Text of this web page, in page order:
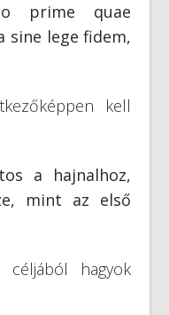
prime quae
sine lege fidem,
kell
a hajnalhoz,
mint az első
céljából hagyok